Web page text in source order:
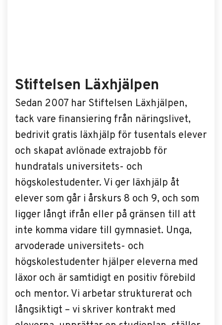
Stiftelsen Läxhjälpen
Sedan 2007 har Stiftelsen Läxhjälpen,
tack vare finansiering från näringslivet,
bedrivit gratis läxhjälp för tusentals elever
och skapat avlönade extrajobb för
hundratals universitets- och
högskolestudenter. Vi ger läxhjälp åt
elever som går i årskurs 8 och 9, och som
ligger långt ifrån eller på gränsen till att
inte komma vidare till gymnasiet. Unga,
arvoderade universitets- och
högskolestudenter hjälper eleverna med
läxor och är samtidigt en positiv förebild
och mentor. Vi arbetar strukturerat och
långsiktigt – vi skriver kontrakt med